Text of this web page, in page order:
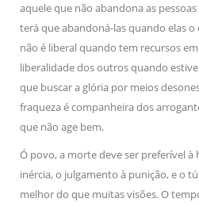
aquele que não abandona as
terá que abandoná-las quando elas
não é liberal quando tem recursos
liberalidade dos outros quando
que buscar a glória por meios
fraqueza é companheira dos
que não age bem.
Ó povo, a morte deve ser preferível à
inércia, o julgamento à punição, e o
melhor do que muitas visões. O